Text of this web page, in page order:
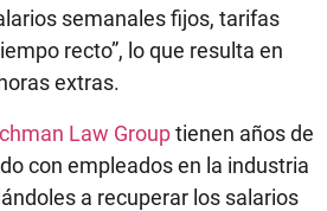
semanales fijos, tarifas
recto”, lo que resulta en
extras.
Law Grouptienen años de
con empleados en la industria
a recuperar los salarios